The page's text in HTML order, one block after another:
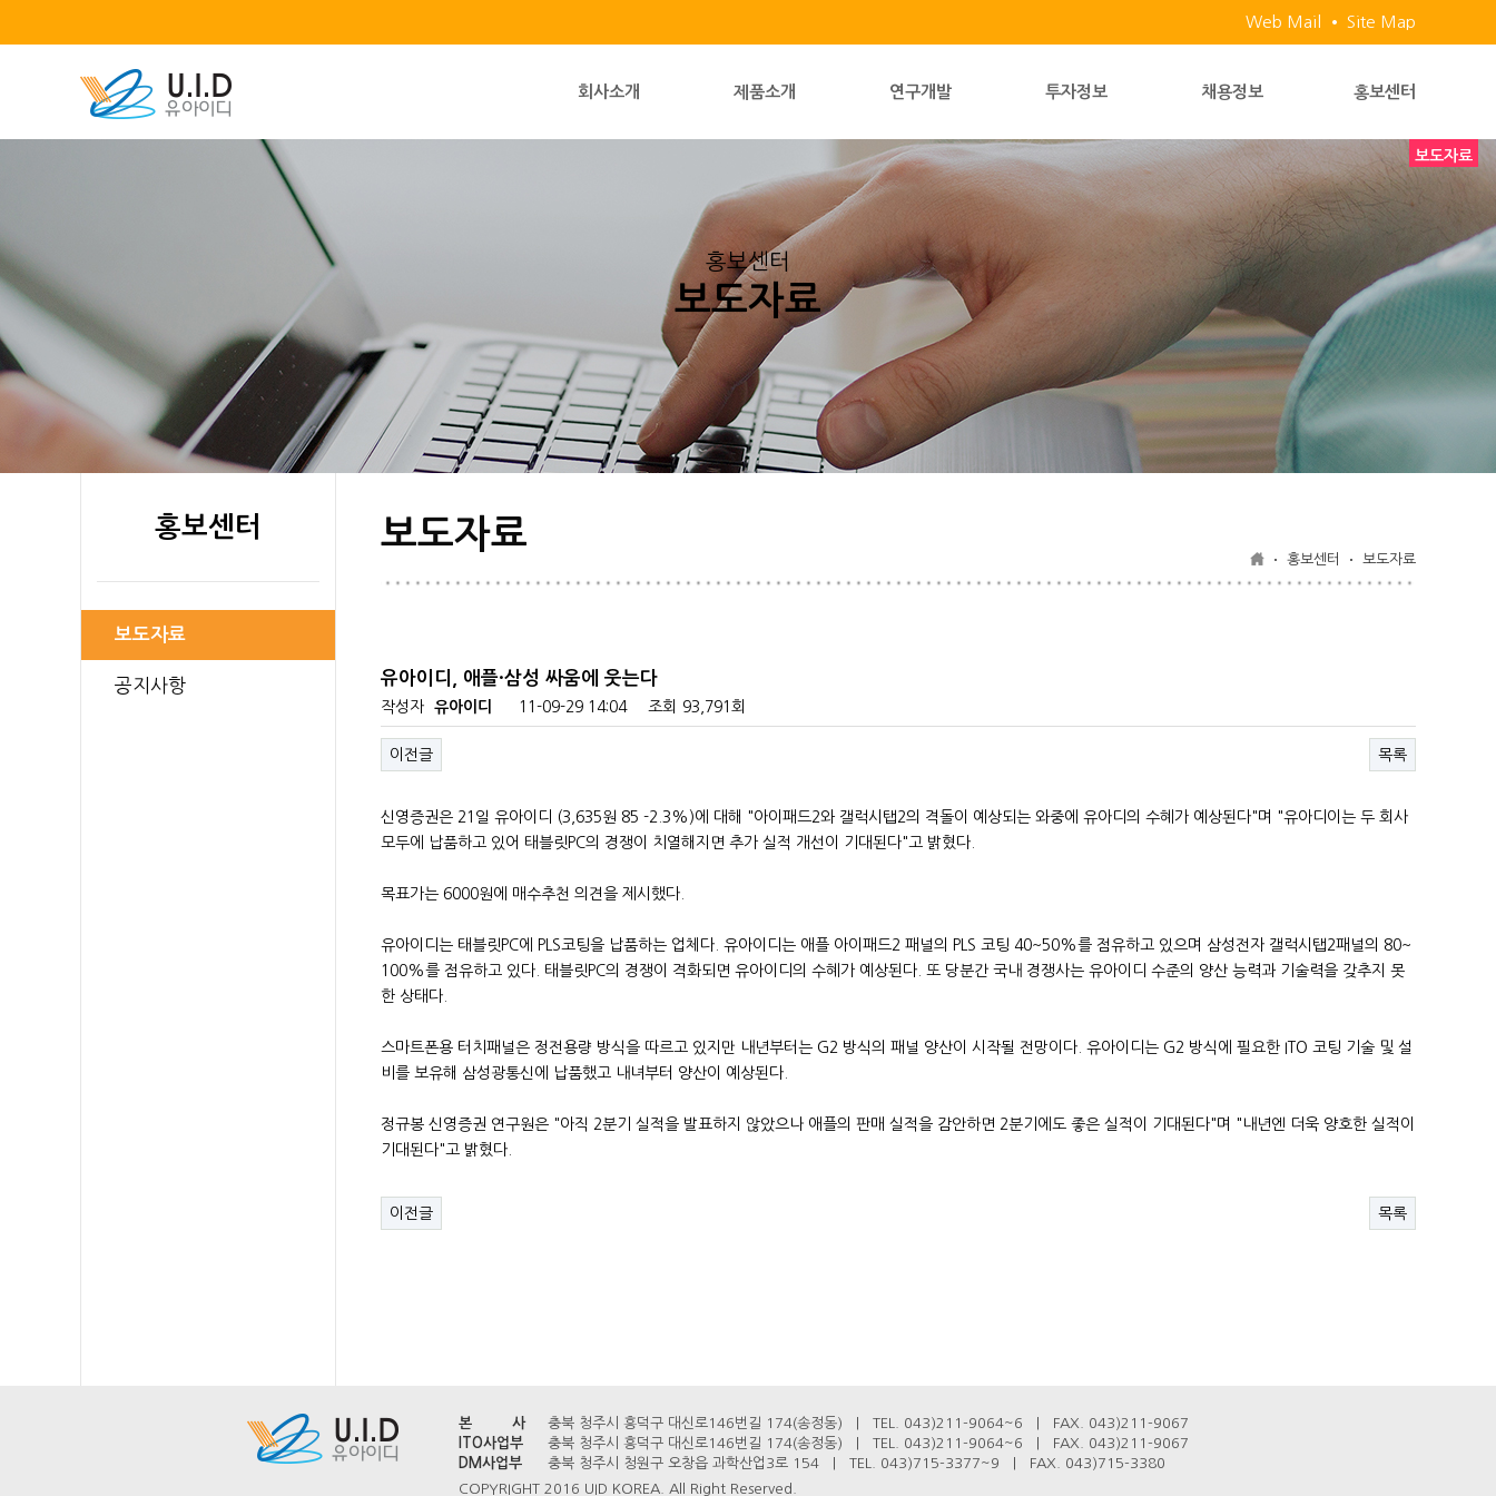
Web Mail Site Map
회사소개 제품소개 연구개발 투자정보 채용정보 홍보센터
홍보센터
보도자료
홍보센터
보도자료
공지사항
보도자료
홍보센터 보도자료
보도자료
유아이디, 애플·삼성 싸움에 웃는다
작성자 유아이디 11-09-29 14:04 조회 93,791회
이전글 목록
신영증권은 21일 유아이디 (3,635원 85 -2.3%)에 대해 "아이패드2와 갤럭시탭2의 격돌이 예상되는 와중에 유아디의 수혜가 예상된다"며 "유아디이는 두 회사
모두에 납품하고 있어 태블릿PC의 경쟁이 치열해지면 추가 실적 개선이 기대된다"고 밝혔다.
목표가는 6000원에 매수추천 의견을 제시했다.
유아이디는 태블릿PC에 PLS코팅을 납품하는 업체다. 유아이디는 애플 아이패드2 패널의 PLS 코팅 40~50%를 점유하고 있으며 삼성전자 갤럭시탭2패널의 80~
100%를 점유하고 있다. 태블릿PC의 경쟁이 격화되면 유아이디의 수혜가 예상된다. 또 당분간 국내 경쟁사는 유아이디 수준의 양산 능력과 기술력을 갖추지 못
한 상태다.
스마트폰용 터치패널은 정전용량 방식을 따르고 있지만 내년부터는 G2 방식의 패널 양산이 시작될 전망이다. 유아이디는 G2 방식에 필요한 ITO 코팅 기술 및 설
비를 보유해 삼성광통신에 납품했고 내녀부터 양산이 예상된다.
정규봉 신영증권 연구원은 "아직 2분기 실적을 발표하지 않았으나 애플의 판매 실적을 감안하면 2분기에도 좋은 실적이 기대된다"며 "내년엔 더욱 양호한 실적이
기대된다"고 밝혔다.
이전글 목록
본 사
충북 청주시 흥덕구 대신로146번길 174(송정동) | TEL. 043)211-9064~6 | FAX. 043)211-9067
ITO사업부
충북 청주시 흥덕구 대신로146번길 174(송정동) | TEL. 043)211-9064~6 | FAX. 043)211-9067
DM사업부
충북 청주시 청원구 오창읍 과학산업3로 154 | TEL. 043)715-3377~9 | FAX. 043)715-3380
COPYRIGHT 2016 UID KOREA. All Right Reserved.